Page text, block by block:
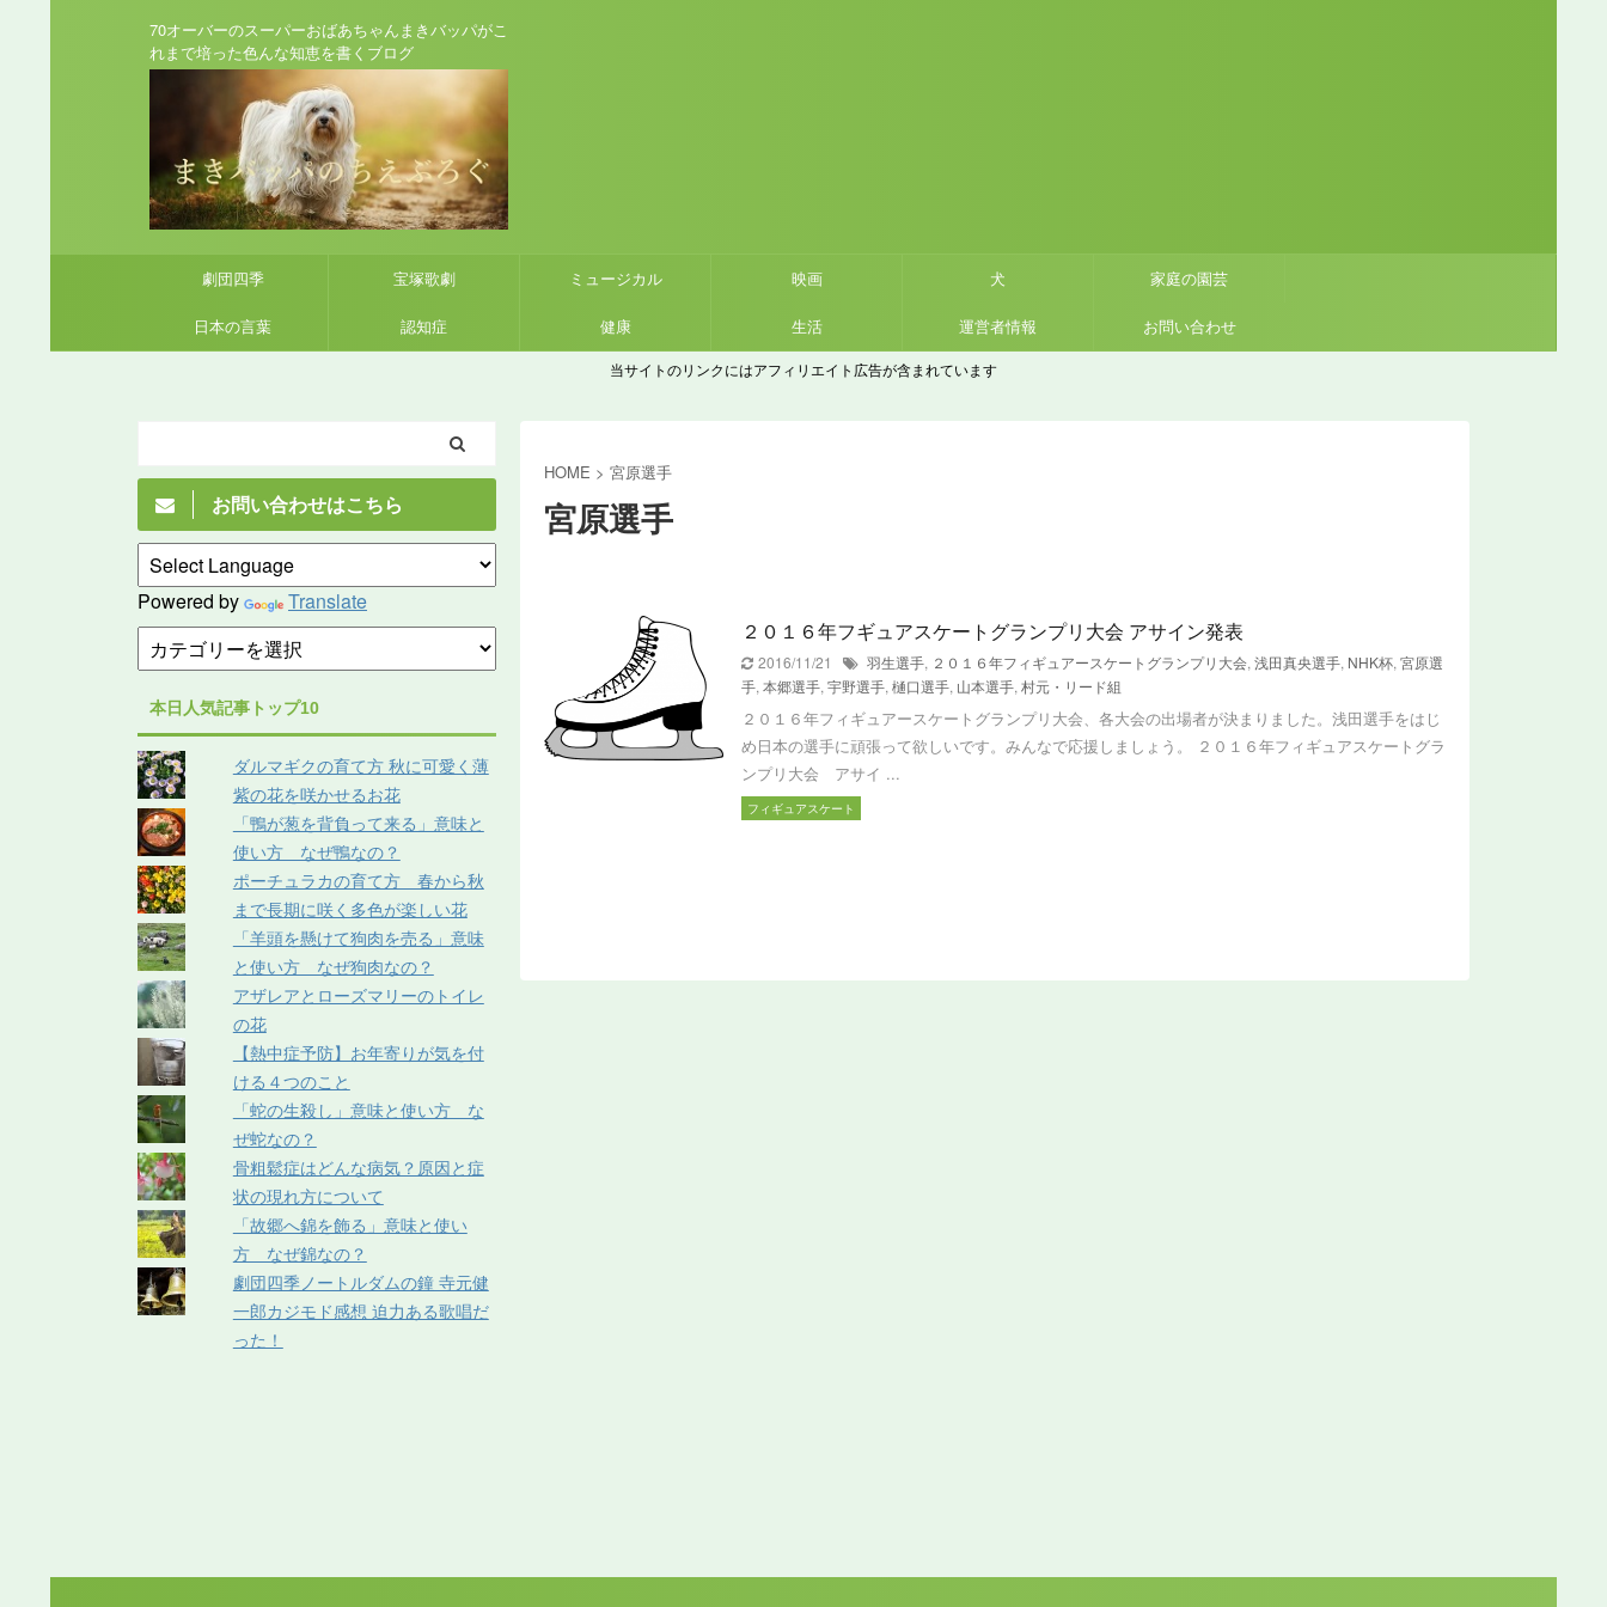
70オーバーのスーパーおばあちゃんまきバッパがこ
れまで培った色んな知恵を書くブログ
劇団四季 宝塚歌劇 ミュージカル 映画 犬 家庭の園芸
日本の言葉 認知症 健康 生活 運営者情報 お問い合わせ
当サイトのリンクにはアフィリエイト広告が含まれています
HOME > 宮原選手
宮原選手
２０１６年フギュアスケートグランプリ大会 アサイン発表
2016/11/21 羽生選手, ２０１６年フィギュアースケートグランプリ大会, 浅田真央選手, NHK杯, 宮原選
手, 本郷選手, 宇野選手, 樋口選手, 山本選手, 村元・リード組
２０１６年フィギュアースケートグランプリ大会、各大会の出場者が決まりました。浅田選手をはじ
め日本の選手に頑張って欲しいです。みんなで応援しましょう。 ２０１６年フィギュアスケートグラ
ンプリ大会 アサイ ...
フィギュアスケート
お問い合わせはこちら
Powered by Translate
本日人気記事トップ10
ダルマギクの育て方 秋に可愛く薄
紫の花を咲かせるお花
「鴨が葱を背負って来る」意味と
使い方 なぜ鴨なの？
ポーチュラカの育て方 春から秋
まで長期に咲く多色が楽しい花
「羊頭を懸けて狗肉を売る」意味
と使い方 なぜ狗肉なの？
アザレアとローズマリーのトイレ
の花
【熱中症予防】お年寄りが気を付
ける４つのこと
「蛇の生殺し」意味と使い方 な
ぜ蛇なの？
骨粗鬆症はどんな病気？原因と症
状の現れ方について
「故郷へ錦を飾る」意味と使い
方 なぜ錦なの？
劇団四季ノートルダムの鐘 寺元健
一郎カジモド感想 迫力ある歌唱だ
った！